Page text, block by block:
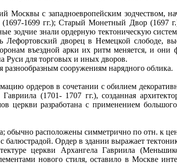
Москвы с западноевропейским зодчеством,
1699 гг.); Старый Монетный Двор (1697
зодчие знали ордерную тектоническую
дворец в Немецкой слободе,
въездной арки их ритм меняется, и
Руси для торговых и иных дворов.
сооружениям нарядного облика.
ордеров в сочетании с обилием
(1701- 1707 гг.), созданная
церкви разработана с применением
обычно расположены симметрично по отн. к
Ордер в здании выражает
церкви Архангела Гавриила
нового стиля, оставило в Москве